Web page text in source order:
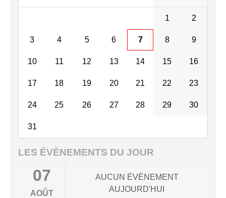
1 2
3 4 5 6 7 8 9
10 11 12 13 14 15 16
17 18 19 20 21 22 23
24 25 26 27 28 29 30
31
LES ÉVÈNEMENTS DU JOUR
07
AOÛT
AUCUN ÉVÈNEMENT
AUJOURD'HUI